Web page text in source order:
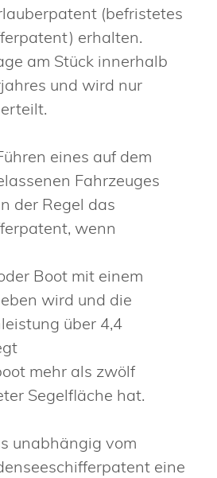
(befristetes
erhalten.
am Stück innerhalb
und wird nur
eines auf dem
Fahrzeuges
der Regel das
wenn
Boot mit einem
wird und die
über 4,4
mehr als zwölf
Segelfläche hat.
unabhängig vom
eine